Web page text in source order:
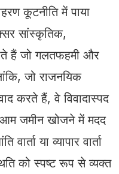
कूटनीति में पाया
सांस्कृतिक,
हैं जो गलतफहमी और
जो राजनयिक
करते हैं, वे विवादास्पद
आम जमीन खोजने में मदद
या व्यापार वार्ता
को स्पष्ट रूप से व्यक्त